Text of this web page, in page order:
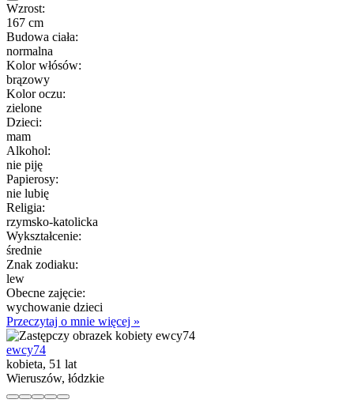
Wzrost:
167 cm
Budowa ciała:
normalna
Kolor włósów:
brązowy
Kolor oczu:
zielone
Dzieci:
mam
Alkohol:
nie piję
Papierosy:
nie lubię
Religia:
rzymsko-katolicka
Wykształcenie:
średnie
Znak zodiaku:
lew
Obecne zajęcie:
wychowanie dzieci
Przeczytaj o mnie więcej »
ewcy74
kobieta, 51 lat
Wieruszów, łódzkie